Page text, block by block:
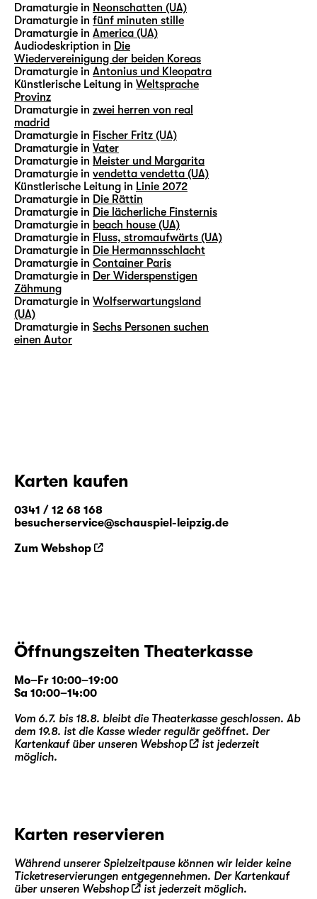
Dramaturgie in Neonschatten (UA)
Dramaturgie in fünf minuten stille
Dramaturgie in America (UA)
Audiodeskription in Die
Wiedervereinigung der beiden Koreas
Dramaturgie in Antonius und Kleopatra
Künstlerische Leitung in Weltsprache
Provinz
Dramaturgie in zwei herren von real
madrid
Dramaturgie in Fischer Fritz (UA)
Dramaturgie in Vater
Dramaturgie in Meister und Margarita
Dramaturgie in vendetta vendetta (UA)
Künstlerische Leitung in Linie 2072
Dramaturgie in Die Rättin
Dramaturgie in Die lächerliche Finsternis
Dramaturgie in beach house (UA)
Dramaturgie in Fluss, stromaufwärts (UA)
Dramaturgie in Die Hermannsschlacht
Dramaturgie in Container Paris
Dramaturgie in Der Widerspenstigen
Zähmung
Dramaturgie in Wolfserwartungsland
(UA)
Dramaturgie in Sechs Personen suchen
einen Autor
Karten kaufen
0341 / 12 68 168
besucherservice@schauspiel-leipzig.de
Zum Webshop
Öffnungszeiten Theaterkasse
Mo–Fr 10:00–19:00
Sa 10:00–14:00
Vom 6.7. bis 18.8. bleibt die Theaterkasse geschlossen. Ab
dem 19.8. ist die Kasse wieder regulär geöffnet. Der
Kartenkauf über unseren Webshop
ist jederzeit
möglich.
Karten reservieren
Während unserer Spielzeitpause können wir leider keine
Ticketreservierungen entgegennehmen. Der Kartenkauf
über unseren Webshop ist jederzeit möglich.